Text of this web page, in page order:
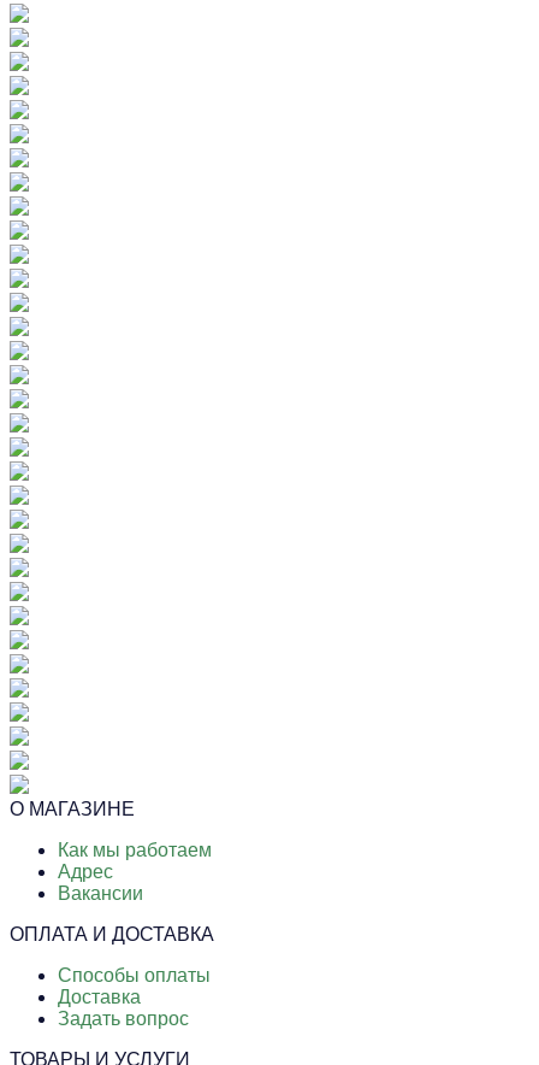
О МАГАЗИНЕ
Как мы работаем
Адрес
Вакансии
ОПЛАТА И ДОСТАВКА
Способы оплаты
Доставка
Задать вопрос
ТОВАРЫ И УСЛУГИ